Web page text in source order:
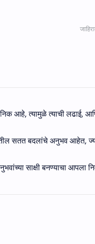
आहे, त्यामुळे त्याची लढाई,
सतत बदलांचे अनुभव आहेत,
साक्षी बनण्याचा आपला